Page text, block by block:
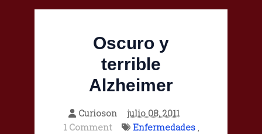
Oscuro y
terrible
Alzheimer
Curioson
julio 08, 2011
1 Comment
Enfermedades,